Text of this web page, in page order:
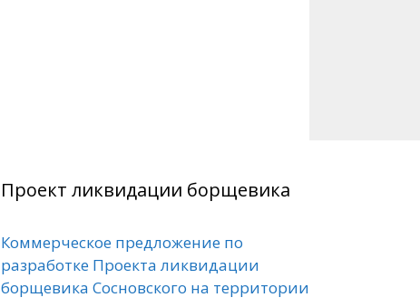
Проект ликвидации борщевика
Коммерческое предложение по
разработке Проекта ликвидации
борщевика Сосновского на территории